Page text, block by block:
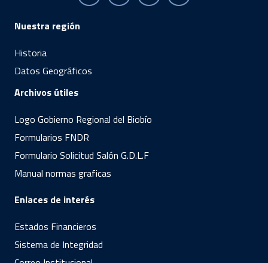
Nuestra región
Historia
Datos Geográficos
Archivos útiles
Logo Gobierno Regional del Biobío
Formularios FNDR
Formulario Solicitud Salón G.D.L.F
Manual normas graficas
Enlaces de interés
Estados Financieros
Sistema de Integridad